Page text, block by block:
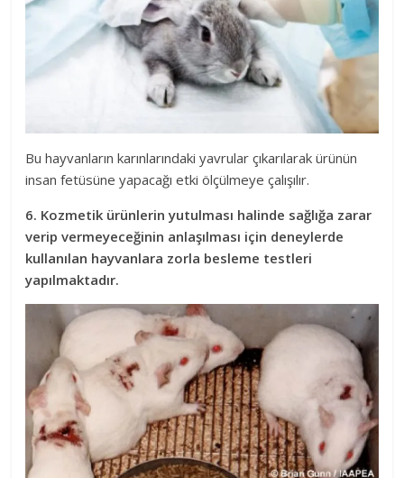
Bu hayvanların karınlarındaki yavrular çıkarılarak ürünün
insan fetüsüne yapacağı etki ölçülmeye çalışılır.
6. Kozmetik ürünlerin yutulması halinde sağlığa zarar
verip vermeyeceğinin anlaşılması için deneylerde
kullanılan hayvanlara zorla besleme testleri
yapılmaktadır.